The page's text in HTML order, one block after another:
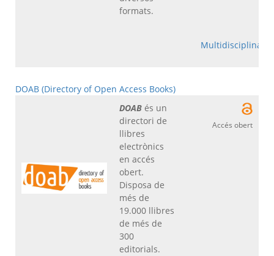
formats.
Multidisciplinar
DOAB (Directory of Open Access Books)
DOAB és un
directori de
llibres
electrònics
en accés
obert.
Disposa de
més de
19.000 llibres
de més de
300
editorials.
Accés obert